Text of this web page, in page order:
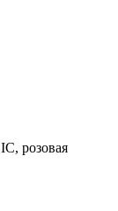
розовая